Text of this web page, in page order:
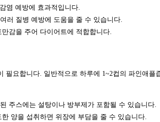
염 예방에 효과적입니다.
러 질병 예방에 도움을 줄 수 있습니다.
감을 주어 다이어트에 적합합니다.
요합니다. 일반적으로 하루에 1~2컵의 파인애
주스에는 설탕이나 방부제가 포함될 수 있습니다.
양을 섭취하면 위장에 부담을 줄 수 있습니다.